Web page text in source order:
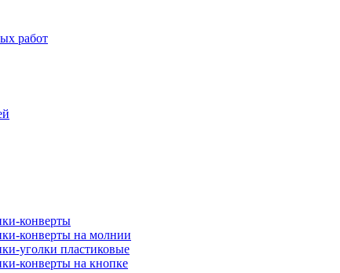
работ
конверты
конверты на молнии
уголки пластиковые
конверты на кнопке